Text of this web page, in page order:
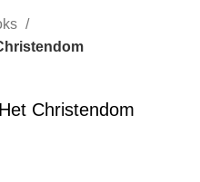
Christendom